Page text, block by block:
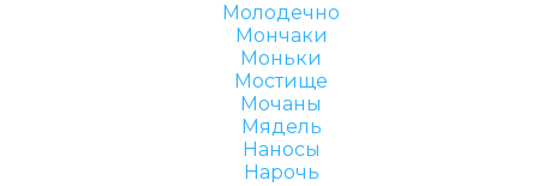
Молодечно
Мончаки
Моньки
Мостище
Мочаны
Мядель
Наносы
Нарочь